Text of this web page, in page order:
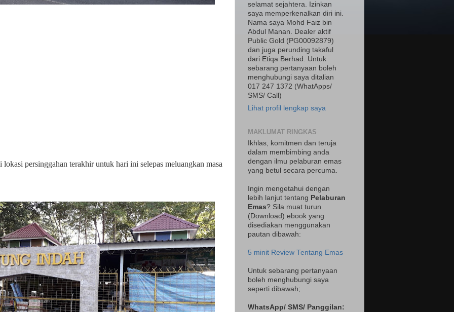
persinggahan terakhir untuk hari ini selepas meluangkan masa
selamat sejahtera. Izinkan
saya memperkenalkan diri ini.
Nama saya Mohd Faiz bin
Abdul Manan. Dealer aktif
Public Gold (PG00092879)
dan juga perunding takaful
dari Etiqa Berhad. Untuk
sebarang pertanyaan boleh
menghubungi saya ditalian
017 247 1372 (WhatApps/
SMS/ Call)
Lihat profil lengkap saya
MAKLUMAT RINGKAS
Ikhlas, komitmen dan teruja
dalam membimbing anda
dengan ilmu pelaburan emas
yang betul secara percuma.
Ingin mengetahui dengan
lebih lanjut tentang Pelaburan
Emas? Sila muat turun
(Download) ebook yang
disediakan menggunakan
pautan dibawah:
5 minit Review Tentang Emas
Untuk sebarang pertanyaan
boleh menghubungi saya
seperti dibawah;
WhatsApp/ SMS/ Panggilan: